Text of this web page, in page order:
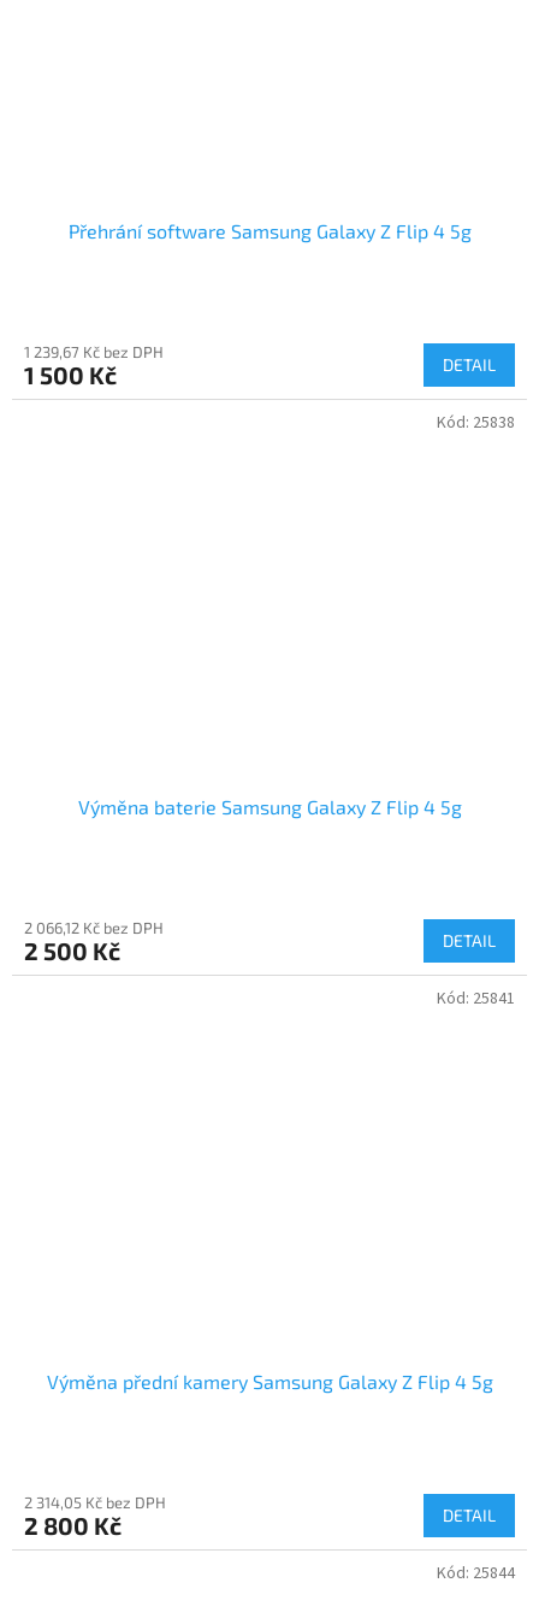
Přehrání software Samsung Galaxy Z Flip 4 5g
1 239,67 Kč bez DPH
1 500 Kč DETAIL
Výměna baterie Samsung Galaxy Z Flip 4 5g
2 066,12 Kč bez DPH
2 500 Kč DETAIL
Kód: 25838
Výměna přední kamery Samsung Galaxy Z Flip 4 5g
2 314,05 Kč bez DPH
2 800 Kč DETAIL
Kód: 25841
Kód: 25844